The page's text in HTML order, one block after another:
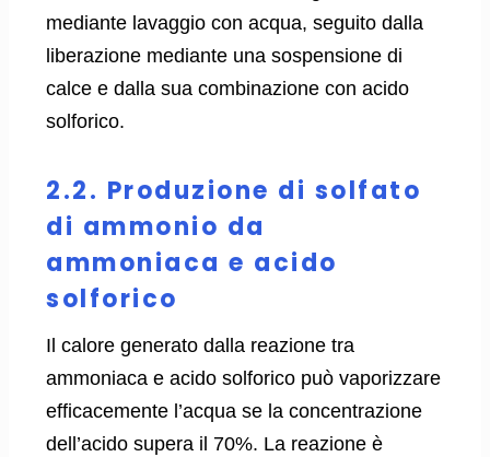
mediante lavaggio con acqua, seguito dalla
liberazione mediante una sospensione di
calce e dalla sua combinazione con acido
solforico.
2.2. Produzione di solfato
di ammonio da
ammoniaca e acido
solforico
Il calore generato dalla reazione tra
ammoniaca e acido solforico può vaporizzare
efficacemente l’acqua se la concentrazione
dell’acido supera il 70%. La reazione è